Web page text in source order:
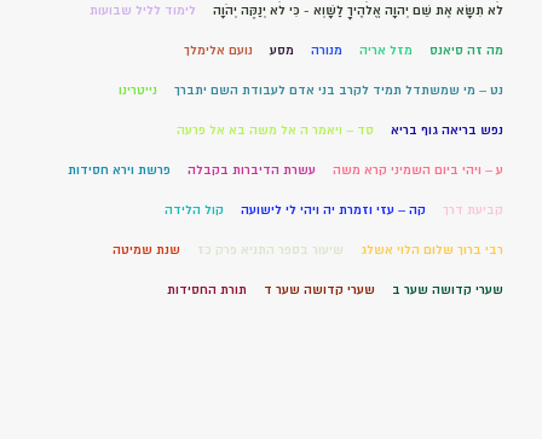
לֹא תִשָּׂא אֶת שֵׁם יְהוָה אֱלֹהֶיךָ לַשָּׁוְא - כִּי לֹא יְנַקֶּה יְהֹוָה לימוד לליל שבועות
מה זה סיאנס מזל אריה מנורה מסע נועם אלימלך
נט – מי שמשתדל תמיד לקרב בני אדם לעבודת השם יתברך נייטרינו
נפש בריאה גוף בריא סד – ויאמר ה אל משה בא אל פרעה
ע – ויהי ביום השמיני קרא משה עשרת הדיברות בקבלה פרשת וירא חסידות
קביעת דרך קה – עזי וזמרת יה ויהי לי לישועה קול הלידה
רבי ברוך שלום הלוי אשלג שיעור בספר התניא פרק כז שנת שמיטה
שערי קדושה שער ב שערי קדושה שער ד תורת החסידות